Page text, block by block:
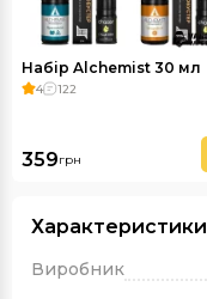
Набір Alchemist 30 мл
4 122
359грн
Характеристики
Виробник